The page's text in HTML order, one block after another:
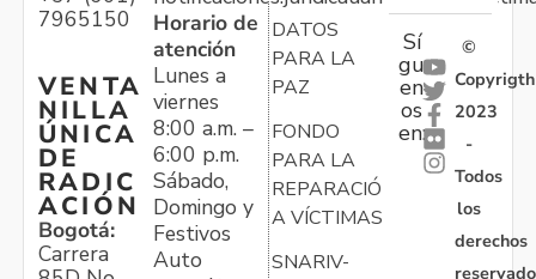
7965150
VENTA
NILLA
ÚNICA
DE
RADIC
ACIÓN
Bogotá:
Carrera
Horario de
atención
Lunes a
viernes
8:00 a.m. –
6:00 p.m.
Sábado,
Domingo y
Festivos
Auto
DATOS
PARA LA
PAZ
FONDO
PARA LA
REPARACIÓN
A VÍCTIMAS
SNARIV-
Sí
gu
en
os
en:
©
Copyrigth
2023
-
Todos
los
derechos